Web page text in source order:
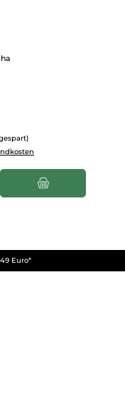
ein oder benutze die
Euro*